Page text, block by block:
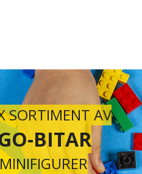
SORTIMENT AV
BITAR